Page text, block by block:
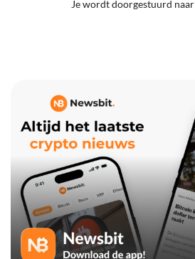
Je wordt doorgestuurd naar